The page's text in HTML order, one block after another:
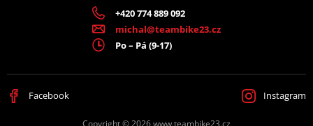
+420 774 889 092
michal@teambike23.cz
Po – Pá (9-17)
Facebook Instagram
Copyright © 2026 www.teambike23.cz